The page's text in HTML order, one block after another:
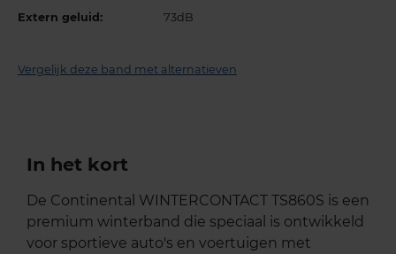
Extern geluid: 73dB
Vergelijk deze band met alternatieven
In het kort
De Continental WINTERCONTACT TS860S is een
premium winterband die speciaal is ontwikkeld
voor sportieve auto's en voertuigen met